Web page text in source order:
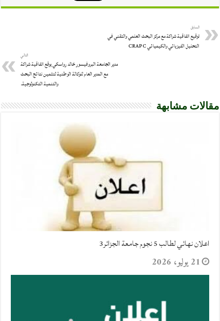
السابق
توقيع اتفاقية شراكة مع مركز البحث العلمي والتقني في
التحليل الفيزيائي والكيميائي CRAPC
التالي
مدير الجامعة البروفيسور خالد رواسكي يوقع اتفاقية شراكة
مع المدير العام للوكالة الوطنية لتثمين نتائج البحث
والتنمية التكنولوجية.
مقالات مشابهة
اعلان نهائي لطالب 5 نجوم جامعة الجزائر3
21 يوليو، 2026